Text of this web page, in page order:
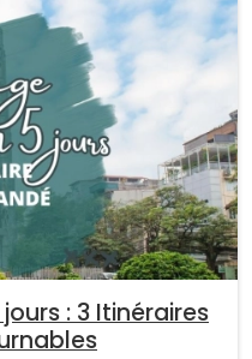
: 3 Itinéraires